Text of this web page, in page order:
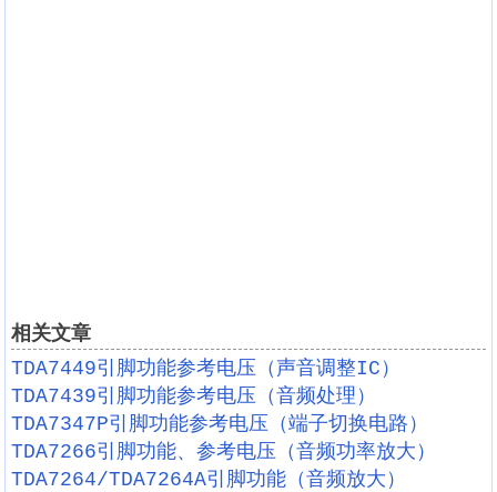
相关文章
TDA7449引脚功能参考电压（声音调整IC）
TDA7439引脚功能参考电压（音频处理）
TDA7347P引脚功能参考电压（端子切换电路）
TDA7266引脚功能、参考电压（音频功率放大）
TDA7264/TDA7264A引脚功能（音频放大）